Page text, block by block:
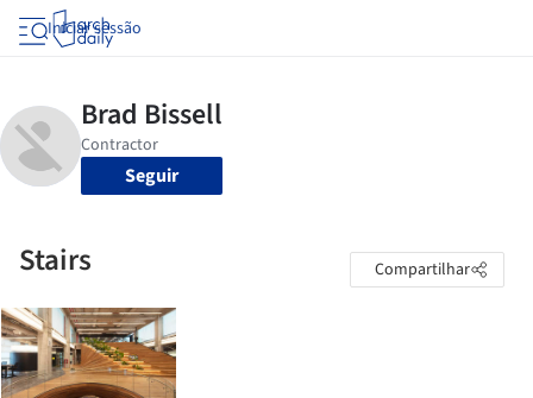
Iniciar sessão
Seguir
Stairs Compartilhar